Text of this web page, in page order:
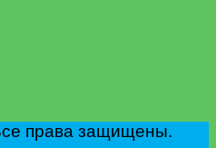
права защищены.